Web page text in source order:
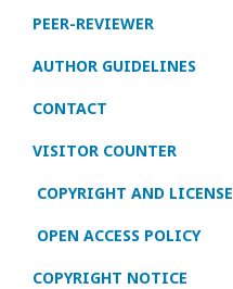
PEER-REVIEWER
AUTHOR GUIDELINES
CONTACT
VISITOR COUNTER
COPYRIGHT AND LICENSE
OPEN ACCESS POLICY
COPYRIGHT NOTICE